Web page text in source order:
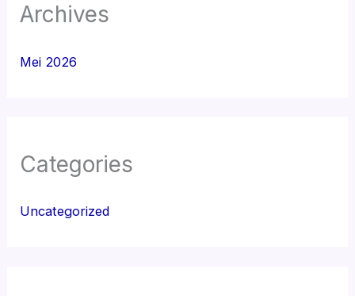
Archives
Mei 2026
Categories
Uncategorized